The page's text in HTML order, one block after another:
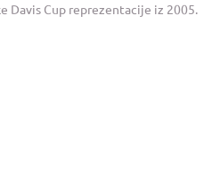
Davis Cup reprezentacije iz 2005.